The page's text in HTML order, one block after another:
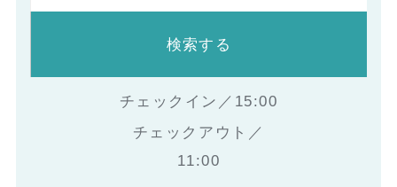
検索する
チェックイン／15:00
チェックアウト／
11:00